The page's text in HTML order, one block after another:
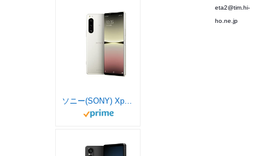
ソニー(SONY) Xperia5IV / SIMフリースマホ / 【日本正規代理店品】 / 防水/防塵/Snapdragon 8 Gen 1 / ストレージ256GB / エクリュホワイト/XQ-CQ44 C
eta2@tim.hi-
ho.ne.jp